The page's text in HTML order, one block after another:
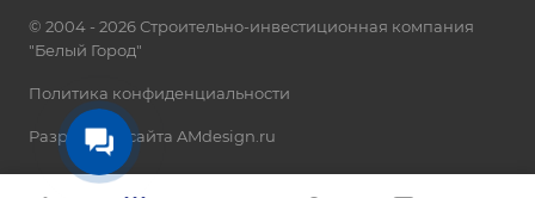
© 2004 - 2026 Строительно-инвестиционная компания
"Белый Город"
Политика конфиденциальности
Разработка сайта AMdesign.ru